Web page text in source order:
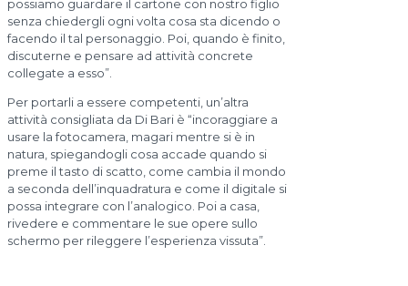
possiamo guardare il cartone con nostro figlio
senza chiedergli ogni volta cosa sta dicendo o
facendo il tal personaggio. Poi, quando è finito,
discuterne e pensare ad attività concrete
collegate a esso”.
Per portarli a essere competenti, un’altra
attività consigliata da Di Bari è “incoraggiare a
usare la fotocamera, magari mentre si è in
natura, spiegandogli cosa accade quando si
preme il tasto di scatto, come cambia il mondo
a seconda dell’inquadratura e come il digitale si
possa integrare con l’analogico. Poi a casa,
rivedere e commentare le sue opere sullo
schermo per rileggere l’esperienza vissuta”.